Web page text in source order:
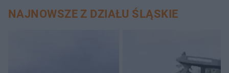
NAJNOWSZE Z DZIAŁU ŚLĄSKIE